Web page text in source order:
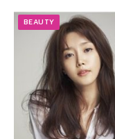
BEAUTY